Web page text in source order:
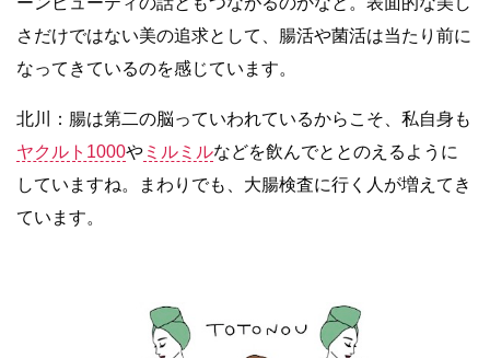
さだけではない美の追求として、腸活や菌活は当たり前に
なってきているのを感じています。
北川：腸は第二の脳っていわれているからこそ、私自身も
ヤクルト1000や ミルミルなどを飲んでととのえるように
していますね。まわりでも、大腸検査に行く人が増えてき
ています。